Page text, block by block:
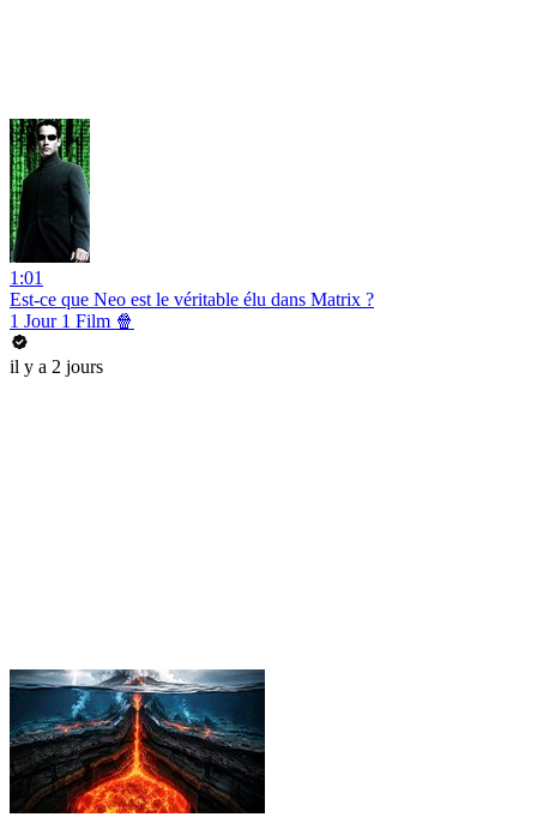
1:01
Est-ce que Neo est le véritable élu dans Matrix ?
1 Jour 1 Film 🍿
il y a 2 jours